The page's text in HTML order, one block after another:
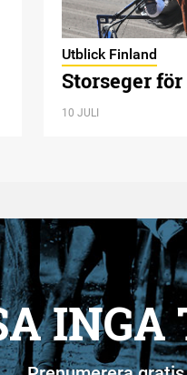
Utblick Finland
Storseger
10 JULI
INGA